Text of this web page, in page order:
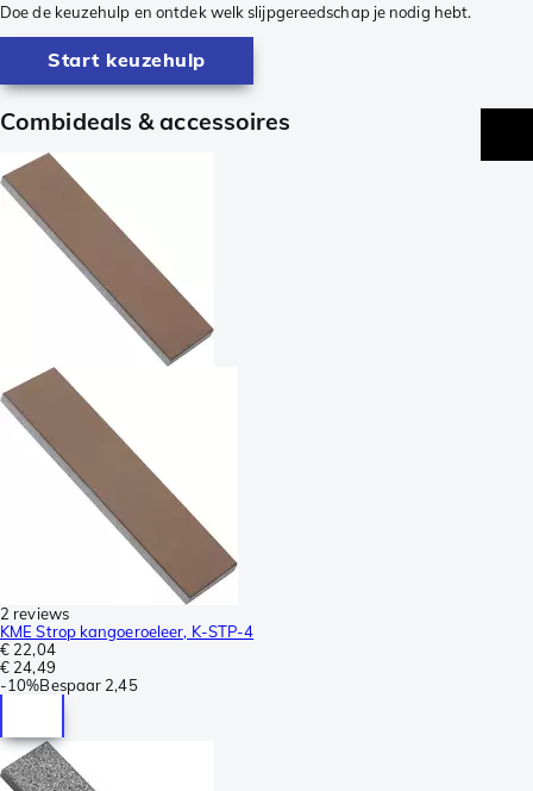
Doe de keuzehulp en ontdek welk slijpgereedschap je nodig hebt.
Start keuzehulp
Combideals & accessoires
2 reviews
KME Strop kangoeroeleer, K-STP-4
€ 22,04
€ 24,49
-10%Bespaar 2,45